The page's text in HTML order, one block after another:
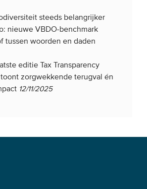
steeds belangrijker
nieuwe VBDO-benchmark
tussen woorden en daden
editie Tax Transparency
zorgwekkende terugval én
12/11/2025